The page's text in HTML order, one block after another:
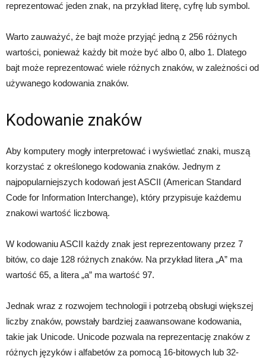
reprezentować jeden znak, na przykład literę, cyfrę lub symbol.
Warto zauważyć, że bajt może przyjąć jedną z 256 różnych
wartości, ponieważ każdy bit może być albo 0, albo 1. Dlatego
bajt może reprezentować wiele różnych znaków, w zależności od
używanego kodowania znaków.
Kodowanie znaków
Aby komputery mogły interpretować i wyświetlać znaki, muszą
korzystać z określonego kodowania znaków. Jednym z
najpopularniejszych kodowań jest ASCII (American Standard
Code for Information Interchange), który przypisuje każdemu
znakowi wartość liczbową.
W kodowaniu ASCII każdy znak jest reprezentowany przez 7
bitów, co daje 128 różnych znaków. Na przykład litera „A” ma
wartość 65, a litera „a” ma wartość 97.
Jednak wraz z rozwojem technologii i potrzebą obsługi większej
liczby znaków, powstały bardziej zaawansowane kodowania,
takie jak Unicode. Unicode pozwala na reprezentację znaków z
różnych języków i alfabetów za pomocą 16-bitowych lub 32-